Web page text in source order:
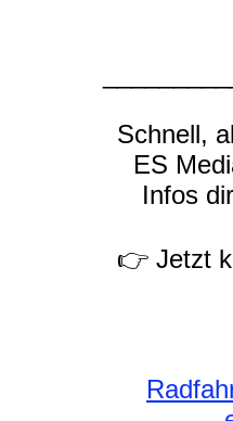
Schnell,
ES
Infos
👉 Jetzt